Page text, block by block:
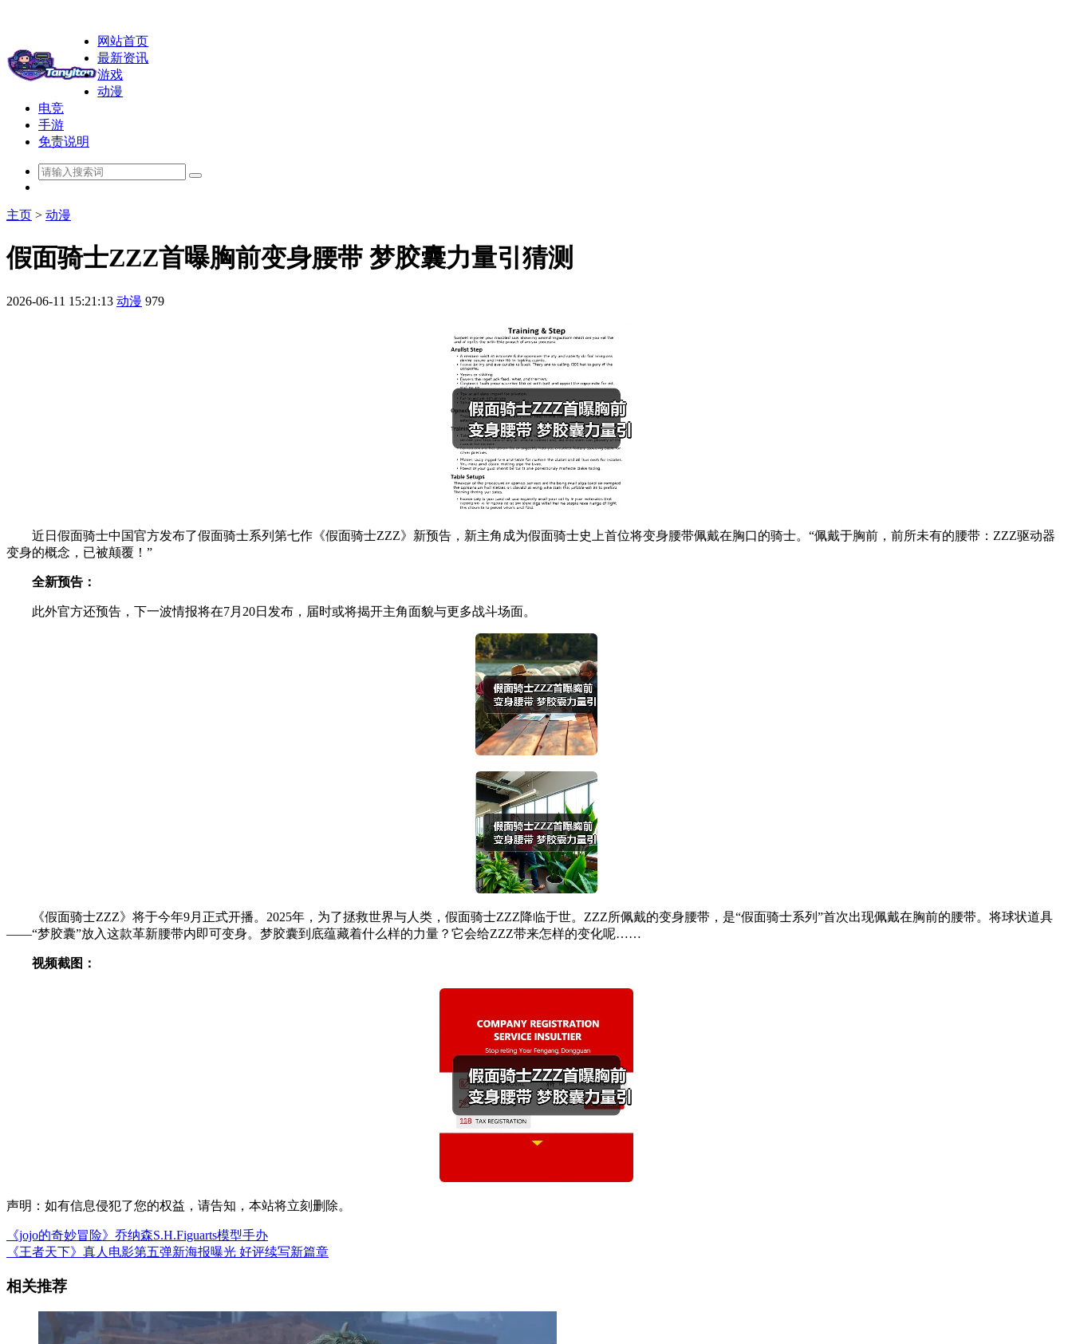
网站首页
最新资讯
游戏
动漫
电竞
手游
免责说明
主页 > 动漫
假面骑士ZZZ首曝胸前变身腰带 梦胶囊力量引猜测
2026-06-11 15:21:13 动漫 979
近日假面骑士中国官方发布了假面骑士系列第七作《假面骑士ZZZ》新预告，新主角成为假面骑士史上首位将变身腰带佩戴在胸口的骑士。“佩戴于胸前，前所未有的腰带：ZZZ驱动器
变身的概念，已被颠覆！”
全新预告：
此外官方还预告，下一波情报将在7月20日发布，届时或将揭开主角面貌与更多战斗场面。
《假面骑士ZZZ》将于今年9月正式开播。2025年，为了拯救世界与人类，假面骑士ZZZ降临于世。ZZZ所佩戴的变身腰带，是“假面骑士系列”首次出现佩戴在胸前的腰带。将球状道具
——“梦胶囊”放入这款革新腰带内即可变身。梦胶囊到底蕴藏着什么样的力量？它会给ZZZ带来怎样的变化呢……
视频截图：
声明：如有信息侵犯了您的权益，请告知，本站将立刻删除。
《jojo的奇妙冒险》乔纳森S.H.Figuarts模型手办
《王者天下》真人电影第五弹新海报曝光 好评续写新篇章
相关推荐